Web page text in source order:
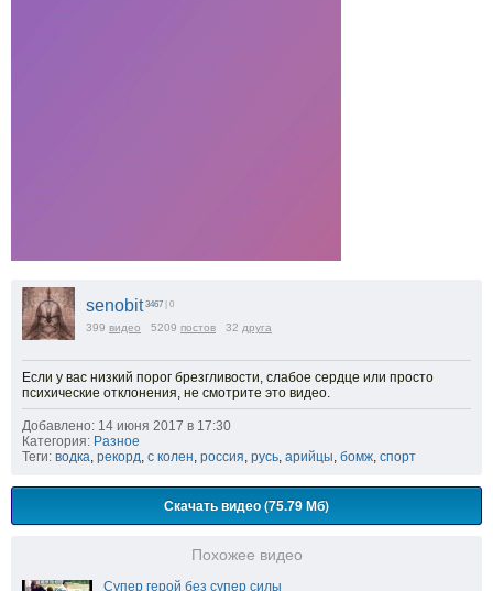
senobit 3467 | 0
399 видео 5209 постов 32 друга
Если у вас низкий порог брезгливости, слабое сердце или просто
психические отклонения, не смотрите это видео.
Добавлено: 14 июня 2017 в 17:30
Категория: Разное
Теги: водка рекорд с колен россия русь арийцы бомж спорт
Скачать видео (75.79 Мб)
Похожее видео
Супер герой без супер силы